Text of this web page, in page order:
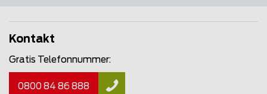
Kontakt
Gratis Telefonnummer:
0800 84 86 888